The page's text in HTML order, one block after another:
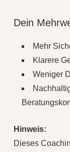
Dein
Mehr
Klarere
Weniger
Hinweis:
Dieses